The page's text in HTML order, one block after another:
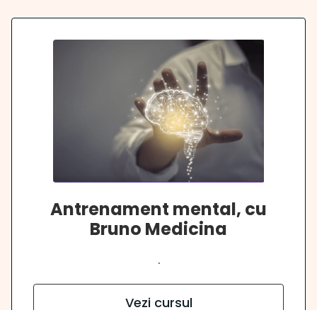
Antrenament mental, cu
Bruno Medicina
.
Vezi cursul